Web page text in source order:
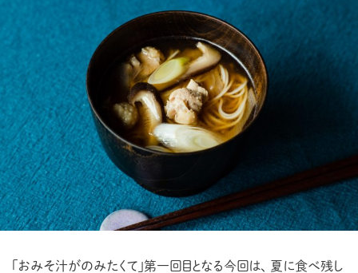
「おみそ汁がのみたくて」第一回目となる今回は、夏に食べ残し